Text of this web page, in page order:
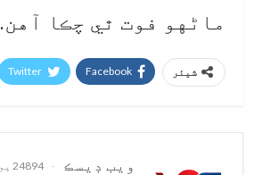
ماڻهو فوت ٿي چڪا آهن.
شیئر Facebook
Twitter
ويب ڊيسڪ 24894 پوسٹس